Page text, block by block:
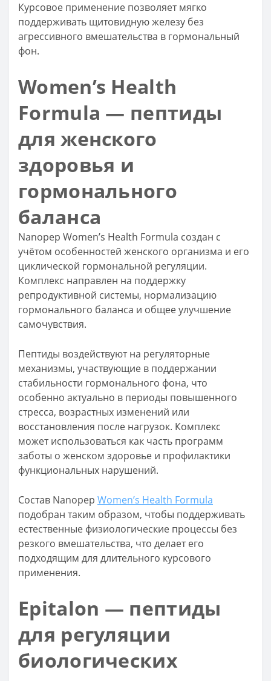
Курсовое применение позволяет мягко
поддерживать щитовидную железу без
агрессивного вмешательства в гормональный
фон.
Women’s Health
Formula — пептиды
для женского
здоровья и
гормонального
баланса
Nanopep Women’s Health Formula создан с
учётом особенностей женского организма и его
циклической гормональной регуляции.
Комплекс направлен на поддержку
репродуктивной системы, нормализацию
гормонального баланса и общее улучшение
самочувствия.
Пептиды воздействуют на регуляторные
механизмы, участвующие в поддержании
стабильности гормонального фона, что
особенно актуально в периоды повышенного
стресса, возрастных изменений или
восстановления после нагрузок. Комплекс
может использоваться как часть программ
заботы о женском здоровье и профилактики
функциональных нарушений.
Состав Nanopep Women’s Health Formula
подобран таким образом, чтобы поддерживать
естественные физиологические процессы без
резкого вмешательства, что делает его
подходящим для длительного курсового
применения.
Epitalon — пептиды
для регуляции
биологических